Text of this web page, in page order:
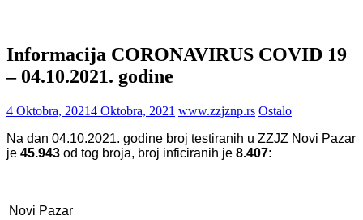
Informacija CORONAVIRUS COVID 19
– 04.10.2021. godine
4 Oktobra, 20214 Oktobra, 2021 www.zzjznp.rs Ostalo
Na dan 04.10.2021. godine broj testiranih u ZZJZ Novi Pazar
je 45.943 od tog broja, broj inficiranih je 8.407:
Novi Pazar